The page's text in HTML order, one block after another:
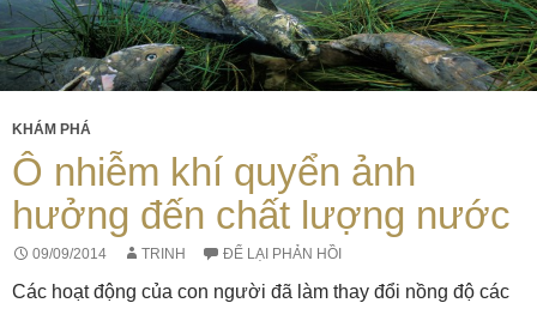
KHÁM PHÁ
Ô nhiễm khí quyển ảnh
hưởng đến chất lượng nước
09/09/2014 TRINH ĐỂ LẠI PHẢN HỒI
Các hoạt động của con người đã làm thay đổi nồng độ các